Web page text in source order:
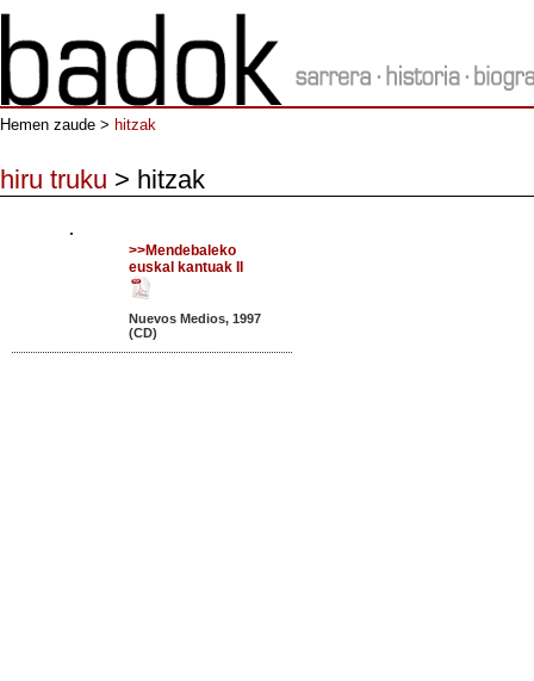
Hemen zaude > hitzak
hiru truku > hitzak
>>Mendebaleko
euskal kantuak II
Nuevos Medios, 1997
(CD)